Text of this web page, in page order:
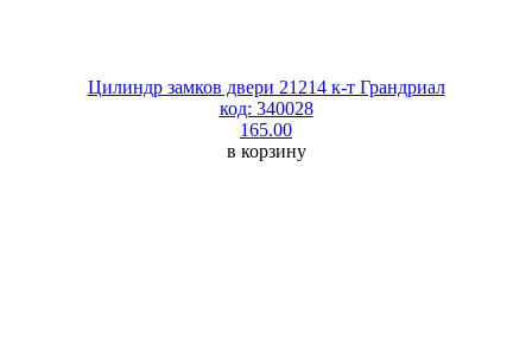
Цилиндр замков двери 21214 к-т Грандриал
код: 340028
165.00
в корзину